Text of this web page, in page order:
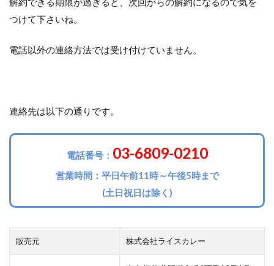
つけて下さいね。
電話以外の連絡方法では受け付けていません。
連絡先は以下の通りです。
電話番号： 03-6809-0210
営業時間：平日午前11時～午後5時まで
(土日祝日は除く)
販売元 株式会社ライスカレー